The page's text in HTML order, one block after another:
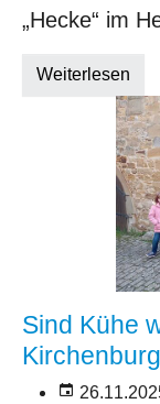
„Hecke“ im
Weiterlesen
Sind Kühe